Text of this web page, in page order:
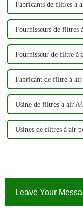
Fabricants de filtres à
Fournisseurs de filtres
Fournisseur de filtre à
Fabricant de filtre à
Usine de filtres à air
Usines de filtres à air
Leave Your